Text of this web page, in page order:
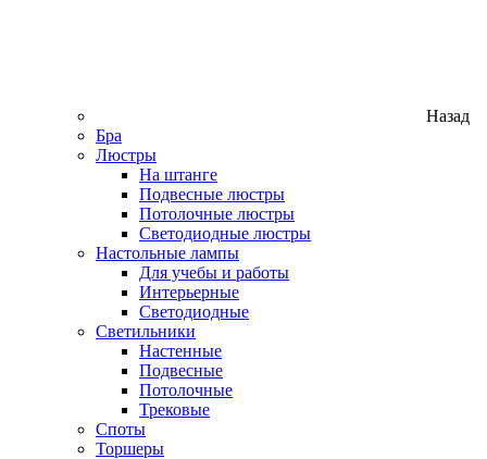
Назад
Бра
Люстры
На штанге
Подвесные люстры
Потолочные люстры
Светодиодные люстры
Настольные лампы
Для учебы и работы
Интерьерные
Светодиодные
Светильники
Настенные
Подвесные
Потолочные
Трековые
Споты
Торшеры